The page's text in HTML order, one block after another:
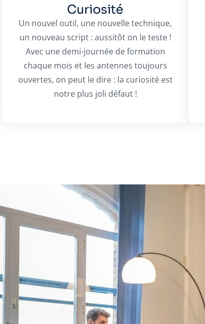
Curiosité
Un nouvel outil, une nouvelle technique,
un nouveau script : aussitôt on le teste !
Avec une demi-journée de formation
chaque mois et les antennes toujours
ouvertes, on peut le dire : la curiosité est
notre plus joli défaut !